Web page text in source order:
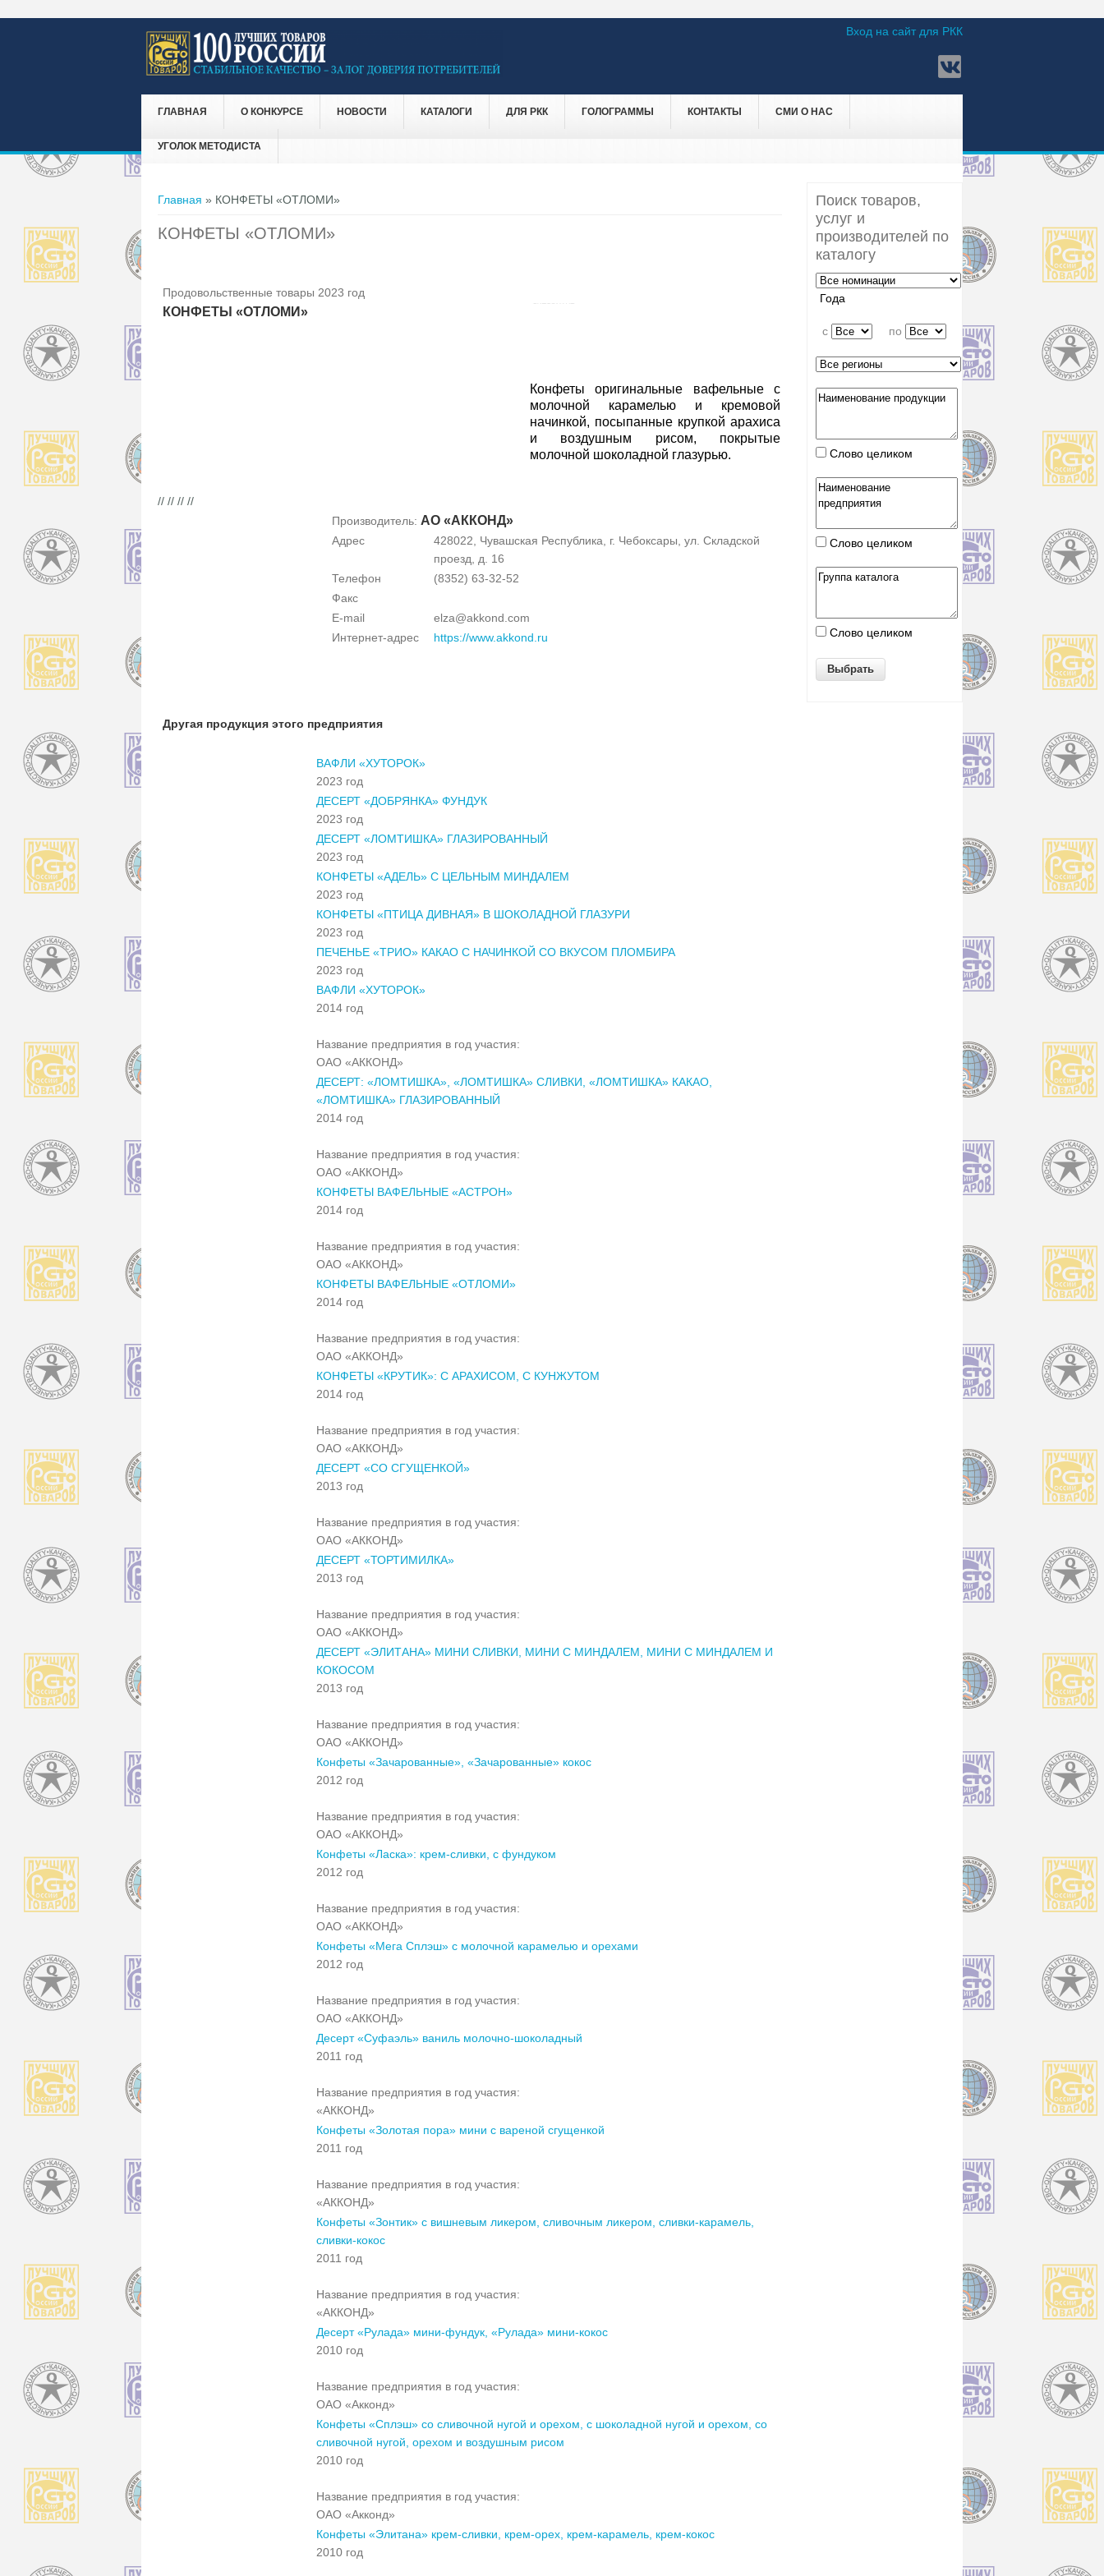
Вход на сайт для РКК
ГЛАВНАЯ О КОНКУРСЕ НОВОСТИ КАТАЛОГИ ДЛЯ РКК ГОЛОГРАММЫ КОНТАКТЫ СМИ О НАС
УГОЛОК МЕТОДИСТА
Вы здесь
Главная » КОНФЕТЫ «ОТЛОМИ»
КОНФЕТЫ «ОТЛОМИ»
Продовольственные товары 2023 год
КОНФЕТЫ «ОТЛОМИ»
Конфеты оригинальные вафельные с
молочной карамелью и кремовой
начинкой, посыпанные крупкой арахиса
и воздушным рисом, покрытые
молочной шоколадной глазурью.
// // // //
Производитель: АО «АККОНД»
Адрес
428022, Чувашская Республика, г. Чебоксары, ул. Складской
проезд, д. 16
Телефон
(8352) 63-32-52
Факс
E-mail
elza@akkond.com
Интернет-адрес
https://www.akkond.ru
Другая продукция этого предприятия
ВАФЛИ «ХУТОРОК»
2023 год
ДЕСЕРТ «ДОБРЯНКА» ФУНДУК
2023 год
ДЕСЕРТ «ЛОМТИШКА» ГЛАЗИРОВАННЫЙ
2023 год
КОНФЕТЫ «АДЕЛЬ» С ЦЕЛЬНЫМ МИНДАЛЕМ
2023 год
КОНФЕТЫ «ПТИЦА ДИВНАЯ» В ШОКОЛАДНОЙ ГЛАЗУРИ
2023 год
ПЕЧЕНЬЕ «ТРИО» КАКАО С НАЧИНКОЙ СО ВКУСОМ ПЛОМБИРА
2023 год
ВАФЛИ «ХУТОРОК»
2014 год
Название предприятия в год участия:
ОАО «АККОНД»
ДЕСЕРТ: «ЛОМТИШКА», «ЛОМТИШКА» СЛИВКИ, «ЛОМТИШКА» КАКАО,
«ЛОМТИШКА» ГЛАЗИРОВАННЫЙ
2014 год
Название предприятия в год участия:
ОАО «АККОНД»
КОНФЕТЫ ВАФЕЛЬНЫЕ «АСТРОН»
2014 год
Название предприятия в год участия:
ОАО «АККОНД»
КОНФЕТЫ ВАФЕЛЬНЫЕ «ОТЛОМИ»
2014 год
Название предприятия в год участия:
ОАО «АККОНД»
КОНФЕТЫ «КРУТИК»: С АРАХИСОМ, С КУНЖУТОМ
2014 год
Название предприятия в год участия:
ОАО «АККОНД»
ДЕСЕРТ «СО СГУЩЕНКОЙ»
2013 год
Название предприятия в год участия:
ОАО «АККОНД»
ДЕСЕРТ «ТОРТИМИЛКА»
2013 год
Название предприятия в год участия:
ОАО «АККОНД»
ДЕСЕРТ «ЭЛИТАНА» МИНИ СЛИВКИ, МИНИ С МИНДАЛЕМ, МИНИ С МИНДАЛЕМ И
КОКОСОМ
2013 год
Название предприятия в год участия:
ОАО «АККОНД»
Конфеты «Зачарованные», «Зачарованные» кокос
2012 год
Название предприятия в год участия:
ОАО «АККОНД»
Конфеты «Ласка»: крем-сливки, с фундуком
2012 год
Название предприятия в год участия:
ОАО «АККОНД»
Конфеты «Мега Сплэш» с молочной карамелью и орехами
2012 год
Название предприятия в год участия:
ОАО «АККОНД»
Десерт «Суфаэль» ваниль молочно-шоколадный
2011 год
Название предприятия в год участия:
«АККОНД»
Конфеты «Золотая пора» мини с вареной сгущенкой
2011 год
Название предприятия в год участия:
«АККОНД»
Конфеты «Зонтик» с вишневым ликером, сливочным ликером, сливки-карамель,
сливки-кокос
2011 год
Название предприятия в год участия:
«АККОНД»
Десерт «Рулада» мини-фундук, «Рулада» мини-кокос
2010 год
Название предприятия в год участия:
ОАО «Акконд»
Конфеты «Сплэш» со сливочной нугой и орехом, с шоколадной нугой и орехом, со
сливочной нугой, орехом и воздушным рисом
2010 год
Название предприятия в год участия:
ОАО «Акконд»
Конфеты «Элитана» крем-сливки, крем-орех, крем-карамель, крем-кокос
2010 год
Поиск товаров,
услуг и
производителей по
каталогу
Года
c по
Слово целиком
Слово целиком
Слово целиком